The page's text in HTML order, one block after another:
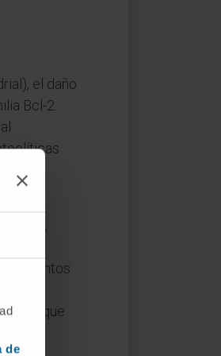
de
el daño
Bcl-2.
puntos
y 7), que